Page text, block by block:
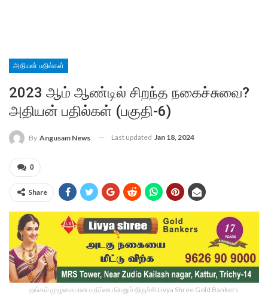
அதியன் பதில்கள்
2023 ஆம் ஆண்டில் சிறந்த நகைச்சுவை?
அதியன் பதில்கள் (பகுதி-6)
By Angusam News Last updated Jan 18, 2024
0
Share
தங்கம் முழுமையான மதிப்பை பெறும் திருச்சி Livya Shree Gold Bankers